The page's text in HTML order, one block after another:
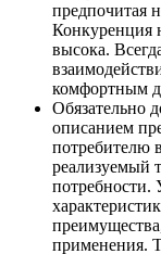
предпочитая
Конкуренция
высока.
комфортным
Обязательно
описанием
потребителю
реализуемый
потребности.
применения.